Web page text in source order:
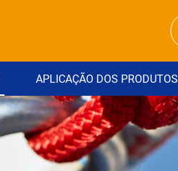
APLICAÇÃO DOS PRODUTOS